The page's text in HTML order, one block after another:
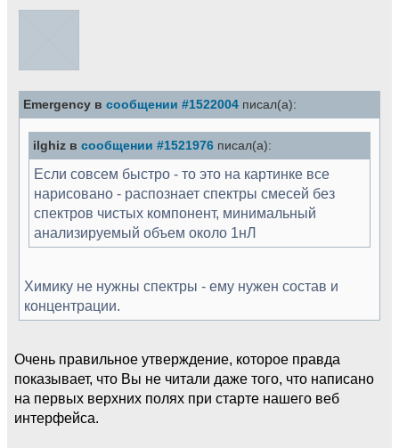
Emergency в сообщении #1522004 писал(а):
ilghiz в сообщении #1521976 писал(а):
Если совсем быстро - то это на картинке все
нарисовано - распознает спектры смесей без
спектров чистых компонент, минимальный
анализируемый объем около 1нЛ
Химику не нужны спектры - ему нужен состав и
концентрации.
Очень правильное утверждение, которое правда
показывает, что Вы не читали даже того, что написано
на первых верхних полях при старте нашего веб
интерфейса.